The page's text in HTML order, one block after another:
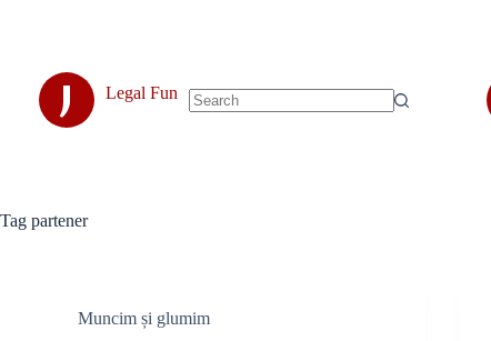
J
Legal Fun
Tag partener
Muncim și glumim